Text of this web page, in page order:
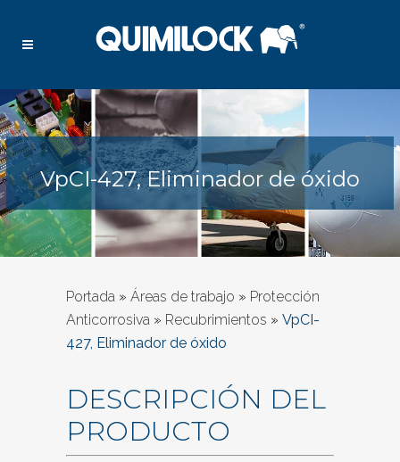
VpCI-427, Eliminador de óxido
Portada » Áreas de trabajo » Protección
Anticorrosiva » Recubrimientos » VpCI-
427, Eliminador de óxido
DESCRIPCIÓN DEL
PRODUCTO